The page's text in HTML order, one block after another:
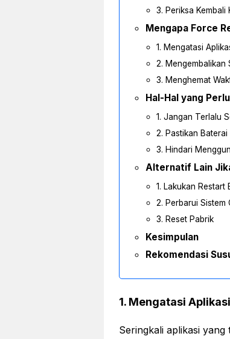
3. Periksa Kembali
Mengapa Force
1. Mengatasi
2. Mengembalikan
3. Menghemat
Hal-Hal yang
1. Jangan Terlalu
2. Pastikan
3. Hindari
Alternatif Lain
1. Lakukan Restart
2. Perbarui Sistem
3. Reset Pabrik
Kesimpulan
Rekomendasi
1. Mengatasi
Seringkali aplikasi